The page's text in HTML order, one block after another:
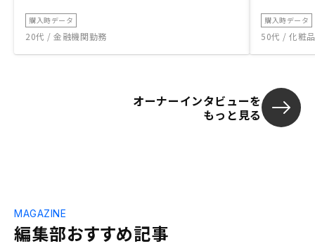
購入時データ
20代 / 金融機関勤務
購入時データ
50代 / 化粧
オーナーインタビューを
もっと見る
編集部おすすめ記事
MAGAZINE